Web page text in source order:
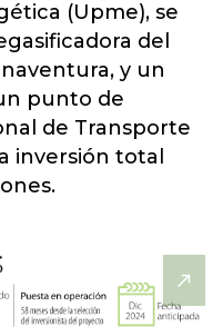
(Upme), se
del
y un
punto de
de Transporte
inversión total